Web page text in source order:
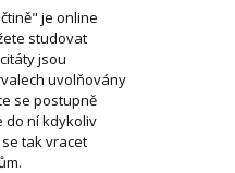
je online
studovat
jsou
uvolňovány
se postupně
do ní kdykoliv
tak vracet